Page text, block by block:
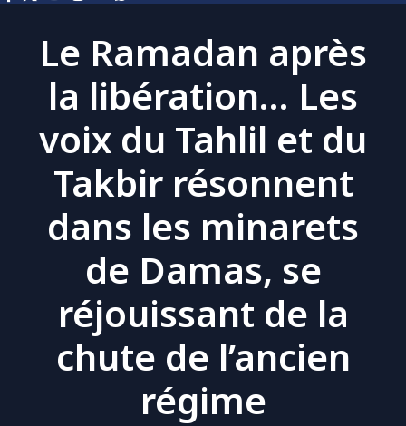
Le Ramadan après
la libération… Les
voix du Tahlil et du
Takbir résonnent
dans les minarets
de Damas, se
réjouissant de la
chute de l’ancien
régime